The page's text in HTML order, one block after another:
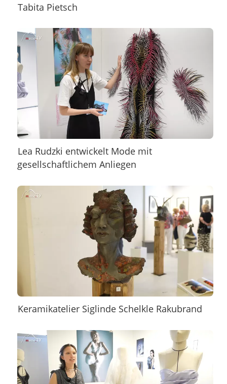
Tabita Pietsch
Lea Rudzki entwickelt Mode mit
gesellschaftlichem Anliegen
Keramikatelier Siglinde Schelkle Rakubrand